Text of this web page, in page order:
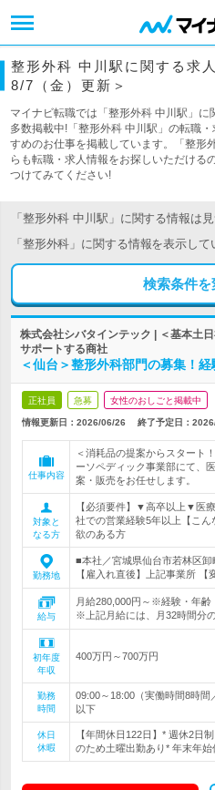
整形外科 中川駅に関する求
8/7（金）更新＞
マイナビ転職では「整形外科 中川駅」
多数掲載中!「整形外科 中川駅」の転職
すめのお仕事を掲載しています。「整形
らも転職・求人情報をお探しいただける
つけてみてください!
「整形外科 中川駅」に関する情報は
「整形外科」に関する情報を表示して
検索条件を
株式会社シバタインテック | ＜基本土
サポートする商社
＜仙台＞整形外科部門の募集！
正社員 急募 女性のおしごと掲載中
情報更新日：2026/06/26 終了予定日：
仕事内容
＜消耗品の提案からスタート
ーソペディック事業部にて、
案・販売をお任せします。
対象と
なる方
【必須要件】▼高卒以上▼医
社での営業経験5年以上【こ
欲のある方
勤務地
■本社／宮城県仙台市若林区
【雇入れ直後】上記事業所 【
給与
月給280,000円～※経験・年齢
※上記月給には、月32時間分
初年度
年収
400万円～700万円
勤務
時間
09:00～18:00（実働時間8時
以下
休日
休暇
【年間休日122日】* 週休2日
のため土曜出勤あり* 年末年始